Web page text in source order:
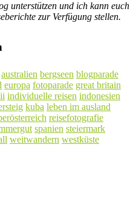
unterstützen und ich kann euch
zur Verfügung stellen.
australien bergseen blogparade
europa fotoparade great britain
individuelle reisen indonesien
kuba leben im ausland
reisefotografie
spanien steiermark
weitwandern westküste